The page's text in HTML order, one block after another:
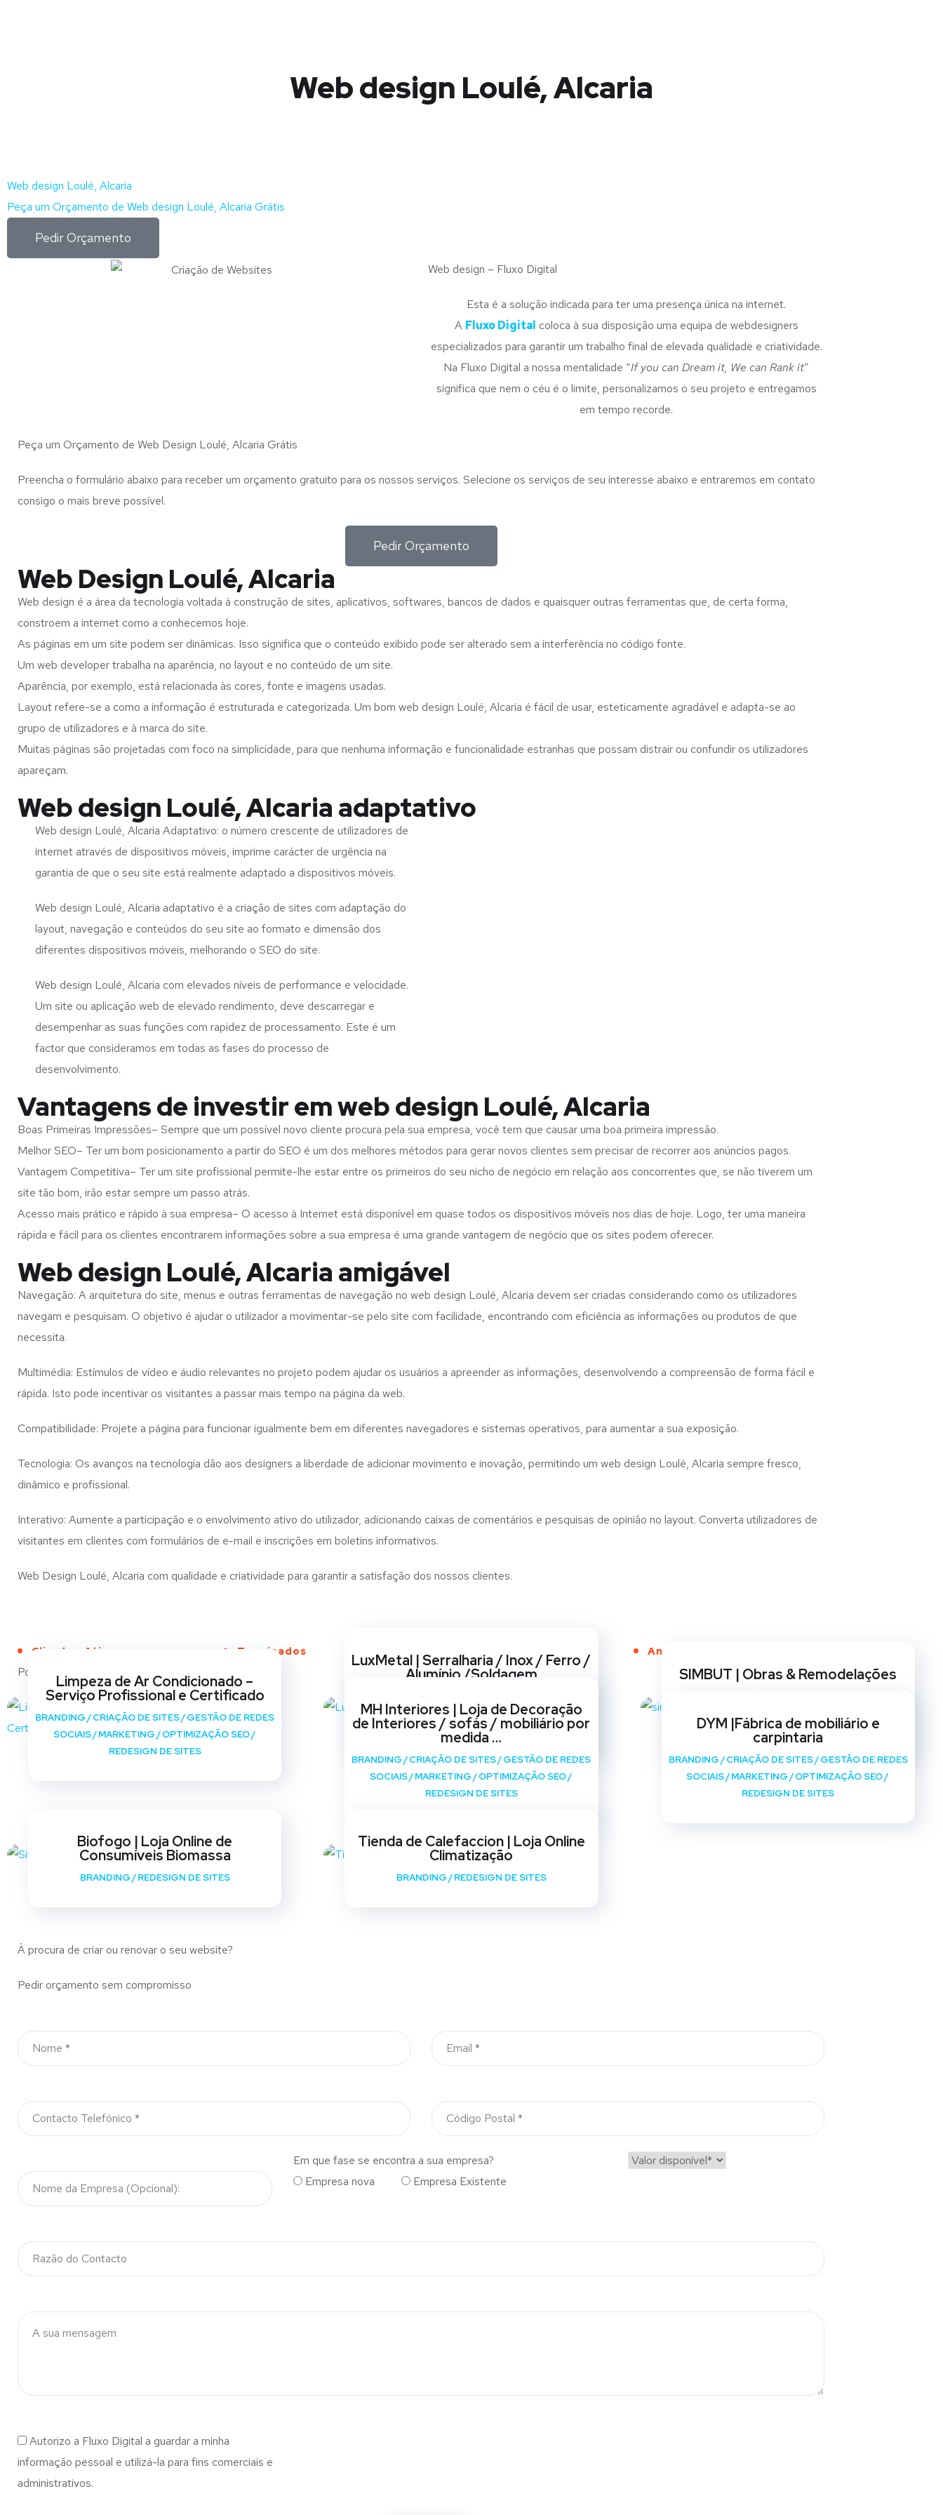
Web design Loulé, Alcaria
Web design Loulé, Alcaria
Peça um Orçamento de Web design Loulé, Alcaria Grátis
Pedir Orçamento
Web design – Fluxo Digital
Esta é a solução indicada para ter uma presença única na internet.
A Fluxo Digital coloca à sua disposição uma equipa de webdesigners
especializados para garantir um trabalho final de elevada qualidade e criatividade.
Na Fluxo Digital a nossa mentalidade “If you can Dream it, We can Rank it”
significa que nem o céu é o limite, personalizamos o seu projeto e entregamos
em tempo recorde.
Peça um Orçamento de Web Design Loulé, Alcaria Grátis
Preencha o formulário abaixo para receber um orçamento gratuito para os nossos serviços. Selecione os serviços de seu interesse abaixo e entraremos em contato
consigo o mais breve possível.
Pedir Orçamento
Web Design Loulé, Alcaria
Web design é a área da tecnologia voltada à construção de sites, aplicativos, softwares, bancos de dados e quaisquer outras ferramentas que, de certa forma,
constroem a internet como a conhecemos hoje.
As páginas em um site podem ser dinâmicas. Isso significa que o conteúdo exibido pode ser alterado sem a interferência no código fonte.
Um web developer trabalha na aparência, no layout e no conteúdo de um site.
Aparência, por exemplo, está relacionada às cores, fonte e imagens usadas.
Layout refere-se a como a informação é estruturada e categorizada. Um bom web design Loulé, Alcaria é fácil de usar, esteticamente agradável e adapta-se ao
grupo de utilizadores e à marca do site.
Muitas páginas são projetadas com foco na simplicidade, para que nenhuma informação e funcionalidade estranhas que possam distrair ou confundir os utilizadores
apareçam.
Web design Loulé, Alcaria adaptativo
Web design Loulé, Alcaria Adaptativo: o número crescente de utilizadores de
internet através de dispositivos móveis, imprime carácter de urgência na
garantia de que o seu site está realmente adaptado a dispositivos móveis.
Web design Loulé, Alcaria adaptativo é a criação de sites com adaptação do
layout, navegação e conteúdos do seu site ao formato e dimensão dos
diferentes dispositivos móveis, melhorando o SEO do site.
Web design Loulé, Alcaria com elevados níveis de performance e velocidade.
Um site ou aplicação web de elevado rendimento, deve descarregar e
desempenhar as suas funções com rapidez de processamento. Este é um
factor que consideramos em todas as fases do processo de
desenvolvimento.
Vantagens de investir em web design Loulé, Alcaria
Boas Primeiras Impressões– Sempre que um possível novo cliente procura pela sua empresa, você tem que causar uma boa primeira impressão.
Melhor SEO– Ter um bom posicionamento a partir do SEO é um dos melhores métodos para gerar novos clientes sem precisar de recorrer aos anúncios pagos.
Vantagem Competitiva– Ter um site profissional permite-lhe estar entre os primeiros do seu nicho de negócio em relação aos concorrentes que, se não tiverem um
site tão bom, irão estar sempre um passo atrás.
Acesso mais prático e rápido à sua empresa– O acesso à Internet está disponível em quase todos os dispositivos móveis nos dias de hoje. Logo, ter uma maneira
rápida e fácil para os clientes encontrarem informações sobre a sua empresa é uma grande vantagem de negócio que os sites podem oferecer.
Web design Loulé, Alcaria amigável
Navegação: A arquitetura do site, menus e outras ferramentas de navegação no web design Loulé, Alcaria devem ser criadas considerando como os utilizadores
navegam e pesquisam. O objetivo é ajudar o utilizador a movimentar-se pelo site com facilidade, encontrando com eficiência as informações ou produtos de que
necessita.
Multimédia: Estímulos de vídeo e áudio relevantes no projeto podem ajudar os usuários a apreender as informações, desenvolvendo a compreensão de forma fácil e
rápida. Isto pode incentivar os visitantes a passar mais tempo na página da web.
Compatibilidade: Projete a página para funcionar igualmente bem em diferentes navegadores e sistemas operativos, para aumentar a sua exposição.
Tecnologia: Os avanços na tecnologia dão aos designers a liberdade de adicionar movimento e inovação, permitindo um web design Loulé, Alcaria sempre fresco,
dinâmico e profissional.
Interativo: Aumente a participação e o envolvimento ativo do utilizador, adicionando caixas de comentários e pesquisas de opinião no layout. Converta utilizadores de
visitantes em clientes com formulários de e-mail e inscrições em boletins informativos.
Web Design Loulé, Alcaria com qualidade e criatividade para garantir a satisfação dos nossos clientes.
Clientes Ativos Terminados Anos de Serviço
Portfólio
Limpeza de Ar Condicionado –
Serviço Profissional e Certificado
BRANDING/CRIAÇÃO DE SITES/GESTÃO DE REDES
SOCIAIS/MARKETING/OPTIMIZAÇÃO SEO/
REDESIGN DE SITES
LuxMetal | Serralharia / Inox / Ferro /
Alumínio /Soldagem
SOCIAIS/ MARKETING/OPTIMIZAÇÃO SEO/
REDESIGN DE SITES
SIMBUT | Obras & Remodelações
REDESIGN DE SITES
MH Interiores | Loja de Decoração
de Interiores / sofás / mobiliário por
medida …
BRANDING /CRIAÇÃO DE SITES/GESTÃO DE REDES
SOCIAIS/MARKETING/OPTIMIZAÇÃO SEO/
REDESIGN DE SITES
DYM |Fábrica de mobiliário e
carpintaria
BRANDING/CRIAÇÃO DE SITES/GESTÃO DE REDES
SOCIAIS/MARKETING/OPTIMIZAÇÃO SEO/
REDESIGN DE SITES
Biofogo | Loja Online de
Consumíveis Biomassa
BRANDING/REDESIGN DE SITES
Tienda de Calefaccion | Loja Online
Climatização
BRANDING/REDESIGN DE SITES
À procura de criar ou renovar o seu website?
Pedir orçamento sem compromisso
Em que fase se encontra a sua empresa?
Empresa nova
Empresa Existente
Autorizo a Fluxo Digital a guardar a minha
informação pessoal e utilizá-la para fins comerciais e
administrativos.